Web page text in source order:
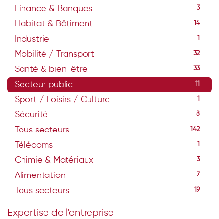
Finance & Banques 3
Habitat & Bâtiment 14
Industrie 1
Mobilité / Transport 32
Santé & bien-être 33
Secteur public 11
Sport / Loisirs / Culture 1
Sécurité 8
Tous secteurs 142
Télécoms 1
Chimie & Matériaux 3
Alimentation 7
Tous secteurs 19
Expertise de l'entreprise